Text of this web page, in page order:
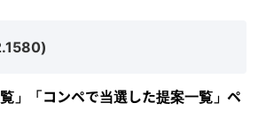
」「コンペで当選した提案一覧」ペ